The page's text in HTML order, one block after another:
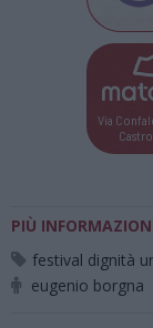
Via
PIÙ
festival dignità
eugenio borgna